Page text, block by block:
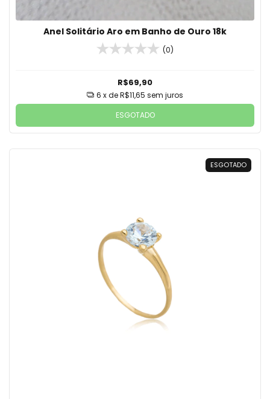
Anel Solitário Aro em Banho de Ouro 18k
(0)
R$69,90
6 x deR$11,65 sem juros
ESGOTADO
ESGOTADO